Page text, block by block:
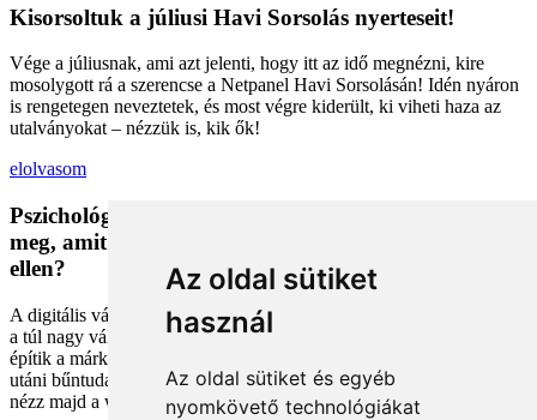
Az oldal sütiket
használ
Az oldal sütiket és egyéb
nyomkövető technológiákat
Kisorsoltuk a júliusi Havi Sorsolás nyerteseit!
Vége a júliusnak, ami azt jelenti, hogy itt az idő megnézni, kire
mosolygott rá a szerencse a Netpanel Havi Sorsolásán! Idén nyáron
is rengetegen neveztetek, és most végre kiderült, ki viheti haza az
utalványokat – nézzük is, kik ők!
elolvasom
Pszichológiai trükkök a kosárban: Miért vesszük
meg, amit megveszünk, és mit tehetünk a bűntudat
ellen?
A digitális vásárlás kényelmes, de tele van pszichológiai csapdákkal
a túl nagy választéktól a hosszas böngészésig. Megmutatjuk, hogyan
építik a márkák a bizalmadat online, és miként kerüld el a vásárlás
utáni bűntudatot tudatos döntésekkel. Készülj fel, hogy máshogy
nézz majd a webshopokra!